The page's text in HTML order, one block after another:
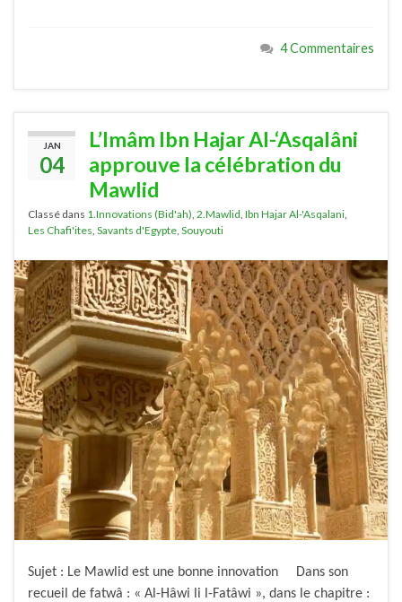
4 Commentaires
JAN
04
L’Imâm Ibn Hajar Al-‘Asqalâni
approuve la célébration du
Mawlid
Classé dans 1.Innovations (Bid'ah) 2.Mawlid Ibn Hajar Al-'Asqalani
Les Chafi'ites Savants d'Egypte Souyouti
Sujet : Le Mawlid est une bonne innovation Dans son
recueil de fatwâ : « Al-Hâwi li l-Fatâwi », dans le chapitre :